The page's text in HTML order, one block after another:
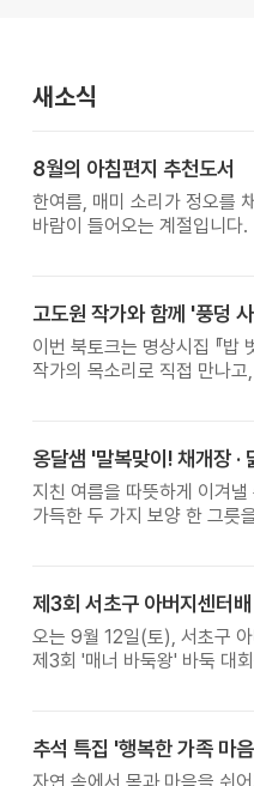
새소식
8월의 아침편지 추천도서
한여름, 매미 소리가 정오를
바람이 들어오는 계절입니다.
고도원 작가와 함께 '풍덩
이번 북토크는 명상시집 『밥
작가의 목소리로 직접 만나고
옹달샘 '말복맞이! 채개장 ·
지친 여름을 따뜻하게 이겨낼
가득한 두 가지 보양 한 그릇
오는 9월 12일(토), 서초구 아
제3회 '매너 바둑왕' 바둑 대
추석 특집 '행복한 가족 마